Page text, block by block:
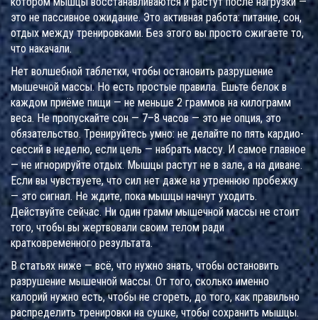
это не пассивное ожидание. Это активная работа: питание, сон,
отдых между тренировками. Без этого вы просто сжигаете то,
что накачали.
Нет волшебной таблетки, чтобы остановить разрушение
мышечной массы. Но есть простые правила. Ешьте белок в
каждом приёме пищи — не меньше 2 граммов на килограмм
веса. Не пропускайте сон — 7–8 часов — это не опция, это
обязательство. Тренируйтесь умно: не делайте по пять кардио-
сессий в неделю, если цель — набрать массу. И самое главное
— не игнорируйте отдых. Мышцы растут не в зале, а на диване.
Если вы чувствуете, что сил нет даже на утреннюю пробежку
— это сигнал. Не ждите, пока мышцы начнут уходить.
Действуйте сейчас. Ни один грамм мышечной массы не стоит
того, чтобы вы жертвовали своим телом ради
кратковременного результата.
В статьях ниже — всё, что нужно знать, чтобы остановить
разрушение мышечной массы. От того, сколько именно
калорий нужно есть, чтобы не сгореть, до того, как правильно
распределить тренировки на сушке, чтобы сохранить мышцы.